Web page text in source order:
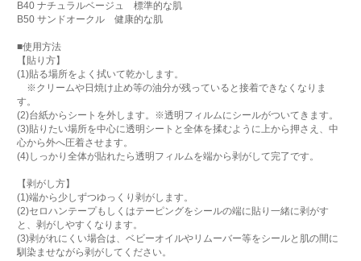
B40 ナチュラルベージュ 標準的な肌
B50 サンドオークル 健康的な肌
■使用方法
【貼り方】
(1)貼る場所をよく拭いて乾かします。
※クリームや日焼け止め等の油分が残っていると接着できなくなりま
す。
(2)台紙からシートを外します。※透明フィルムにシールがついてきます。
(3)貼りたい場所を中心に透明シートと全体を揉むように上から押さえ、中
心から外へ圧着させます。
(4)しっかり全体が貼れたら透明フィルムを端から剥がして完了です。
【剥がし方】
(1)端から少しずつゆっくり剥がします。
(2)セロハンテープもしくはテーピングをシールの端に貼り一緒に剥がす
と、剥がしやすくなります。
(3)剥がれにくい場合は、ベビーオイルやリムーバー等をシールと肌の間に
馴染ませながら剥がしてください。